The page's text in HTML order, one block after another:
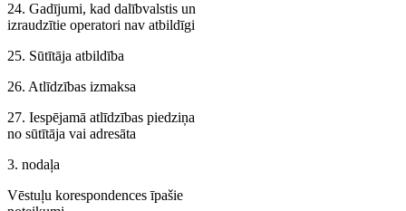
24. Gadījumi, kad dalībvalstis un
izraudzītie operatori nav atbildīgi
25. Sūtītāja atbildība
26. Atlīdzības izmaksa
27. Iespējamā atlīdzības piedziņa
no sūtītāja vai adresāta
3. nodaļa
Vēstuļu korespondences īpašie